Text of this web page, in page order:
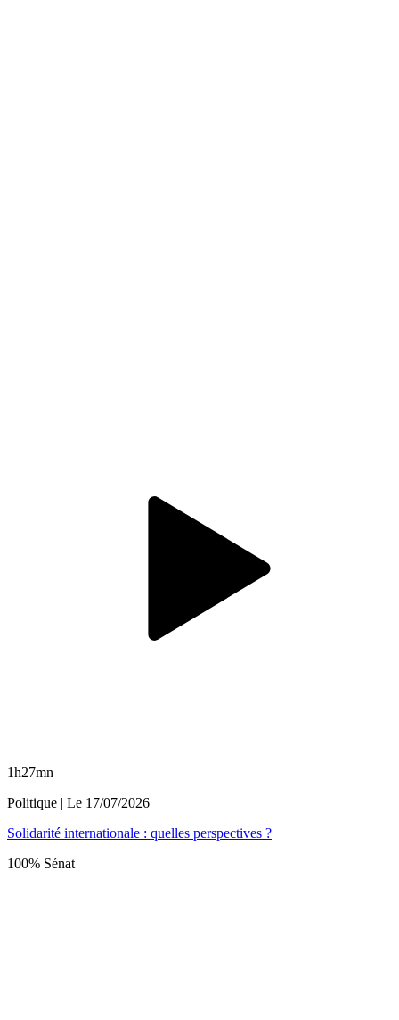
1h27mn
Politique | Le 17/07/2026
Solidarité internationale : quelles perspectives ?
100% Sénat